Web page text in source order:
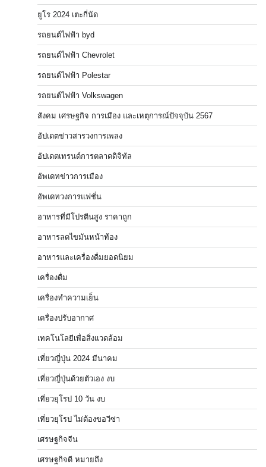
ยูโร 2024 เตะกี่นัด
รถยนต์ไฟฟ้า byd
รถยนต์ไฟฟ้า Chevrolet
รถยนต์ไฟฟ้า Polestar
รถยนต์ไฟฟ้า Volkswagen
สังคม เศรษฐกิจ การเมือง และเหตุการณ์ปัจจุบัน 2567
อัปเดตข่าวสารวงการเพลง
อัปเดตเทรนด์การตลาดดิจิทัล
อัพเดทข่าวการเมือง
อัพเดทวงการแฟชั่น
อาหารที่มีโปรตีนสูง ราคาถูก
อาหารลดไขมันหน้าท้อง
อาหารและเครื่องดื่มยอดนิยม
เครื่องดื่ม
เครื่องทำความเย็น
เครื่องปรับอากาศ
เทคโนโลยีเพื่อสิ่งแวดล้อม
เที่ยวญี่ปุ่น 2024 มีนาคม
เที่ยวญี่ปุ่นด้วยตัวเอง งบ
เที่ยวยุโรป 10 วัน งบ
เที่ยวยุโรป ไม่ต้องขอวีซ่า
เศรษฐกิจจีน
เศรษฐกิจดี หมายถึง